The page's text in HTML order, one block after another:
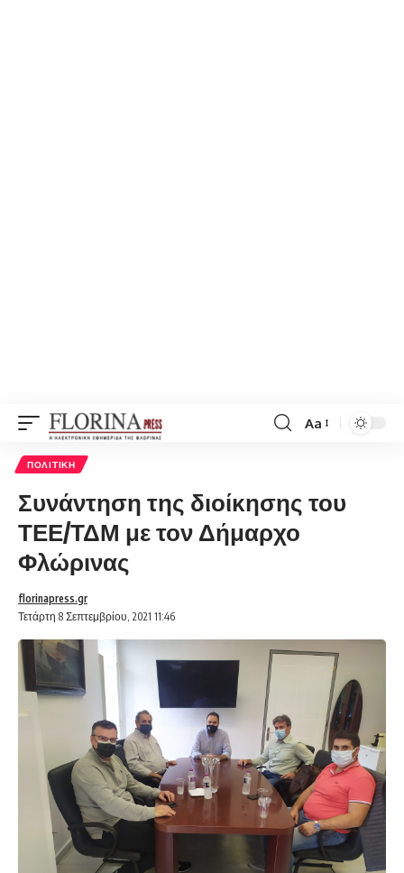
Font
Aa
ΠΟΛΙΤΙΚΉ
Συνάντηση της διοίκησης του
ΤΕΕ/ΤΔΜ με τον Δήμαρχο
Φλώρινας
Τετάρτη 8 Σεπτεμβρίου, 2021 11:46
florinapress.gr